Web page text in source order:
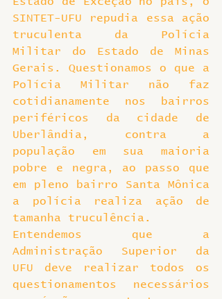
SINTET-UFU repudia essa ação
truculenta da Polícia
Militar do Estado de Minas
Gerais. Questionamos o que a
Polícia Militar não faz
cotidianamente nos bairros
periféricos da cidade de
Uberlândia, contra a
população em sua maioria
pobre e negra, ao passo que
em pleno bairro Santa Mônica
a polícia realiza ação de
tamanha truculência.
Entendemos que a
Administração Superior da
UFU deve realizar todos os
questionamentos necessários